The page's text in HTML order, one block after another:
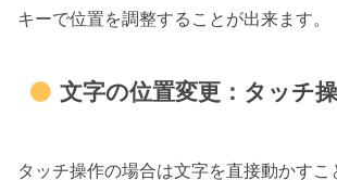
キーで位置を調整することが出来ます。
文字の位置変更：タッチ
タッチ操作の場合は文字を直接動かす